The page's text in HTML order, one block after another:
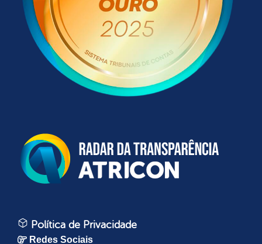
Política de Privacidade
Redes Sociais